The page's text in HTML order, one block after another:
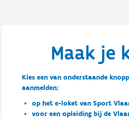
Maak je
Kies een van onderstaande
aanmelden:
op het e-loket van Sport
voor een opleiding bij de